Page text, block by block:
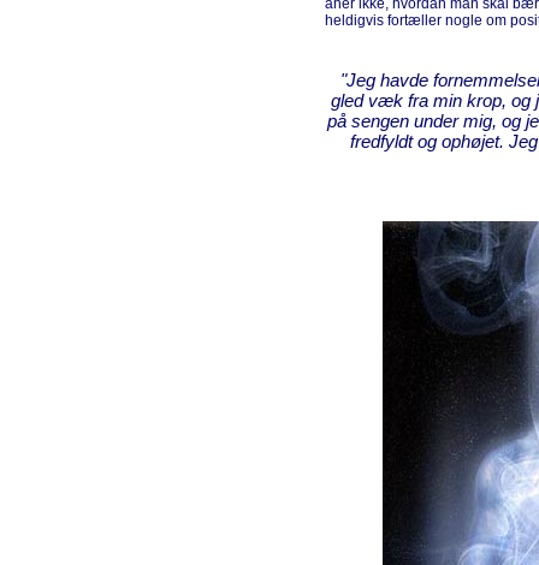
aner ikke, hvordan man skal
heldigvis fortæller nogle om
"Jeg havde
gled væk fra min krop, og
på sengen under mig, og
fredfyldt og ophøjet.